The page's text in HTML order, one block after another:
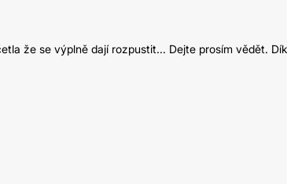
že se výplně dají rozpustit... Dejte prosím vědět.